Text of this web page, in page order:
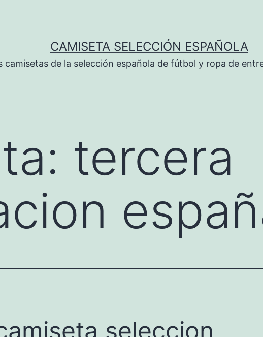
CAMISETA SELECCIÓN ESPAÑOLA
camisetas de la selección española de fútbol y ropa de
tercera
seleccion